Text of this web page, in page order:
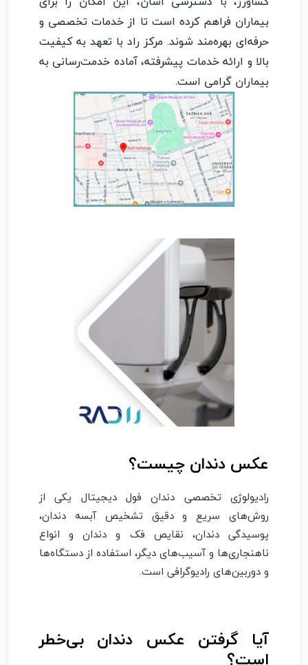
بیماران فراهم کرده است تا از خدمات تخصصی و
حرفه‌ای بهره‌مند شوند. مرکز راد با تعهد به کیفیت
بالا و ارائه خدمات پیشرفته، آماده خدمت‌رسانی به
بیماران گرامی است.
عکس دندان چیست؟
رادیولوژی تخصصی دندان فول دیجیتال یکی از
روش‌های سریع و دقیق تشخیص آبسه دندان،
پوسیدگی دندان، نقایص فک و دندان و انواع
ناهنجاری‌ها و آسیب‌های دیگر، استفاده از دستگاه‌ها
و دوربین‌های رادیوگرافی است.
آیا گرفتن عکس دندان بی‌خطر